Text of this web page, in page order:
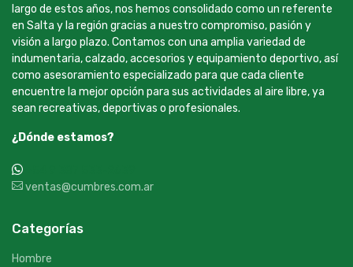
largo de estos años, nos hemos consolidado como un referente
en Salta y la región gracias a nuestro compromiso, pasión y
visión a largo plazo. Contamos con una amplia variedad de
indumentaria, calzado, accesorios y equipamiento deportivo, así
como asesoramiento especializado para que cada cliente
encuentre la mejor opción para sus actividades al aire libre, ya
sean recreativas, deportivas o profesionales.
¿Dónde estamos?
ventas@cumbres.com.ar
Categorías
Hombre